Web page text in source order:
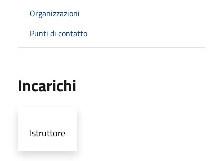
Organizzazioni
Punti di contatto
Incarichi
Istruttore